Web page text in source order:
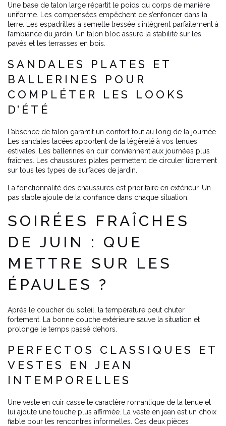
Une base de talon large répartit le poids du corps de manière
uniforme. Les compensées empêchent de s’enfoncer dans la
terre. Les espadrilles à semelle tressée s’intègrent parfaitement à
l’ambiance du jardin. Un talon bloc assure la stabilité sur les
pavés et les terrasses en bois.
SANDALES PLATES ET
BALLERINES POUR
COMPLÉTER LES LOOKS
D’ÉTÉ
L’absence de talon garantit un confort tout au long de la journée.
Les sandales lacées apportent de la légèreté à vos tenues
estivales. Les ballerines en cuir conviennent aux journées plus
fraîches. Les chaussures plates permettent de circuler librement
sur tous les types de surfaces de jardin.
La fonctionnalité des chaussures est prioritaire en extérieur. Un
pas stable ajoute de la confiance dans chaque situation.
SOIRÉES FRAÎCHES
DE JUIN : QUE
METTRE SUR LES
ÉPAULES ?
Après le coucher du soleil, la température peut chuter
fortement. La bonne couche extérieure sauve la situation et
prolonge le temps passé dehors.
PERFECTOS CLASSIQUES ET
VESTES EN JEAN
INTEMPORELLES
Une veste en cuir casse le caractère romantique de la tenue et
lui ajoute une touche plus affirmée. La veste en jean est un choix
fiable pour les rencontres informelles. Ces deux pièces